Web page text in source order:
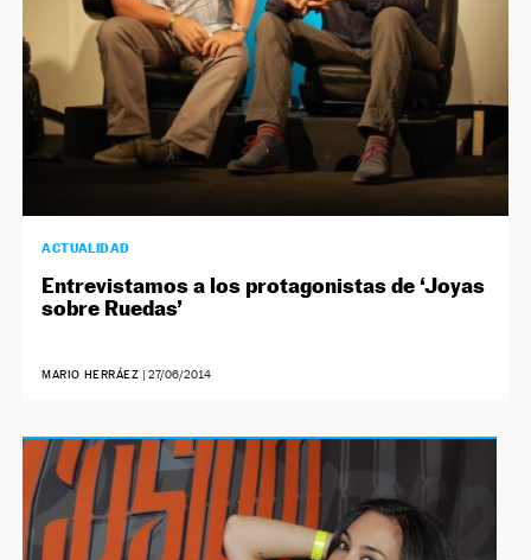
ACTUALIDAD
Entrevistamos a los protagonistas de ‘Joyas
sobre Ruedas’
MARIO HERRÁEZ 27/06/2014